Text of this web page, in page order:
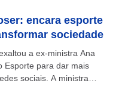
encara esporte
sociedade
a ex-ministra Ana
Esporte para dar mais
sociais. A ministra